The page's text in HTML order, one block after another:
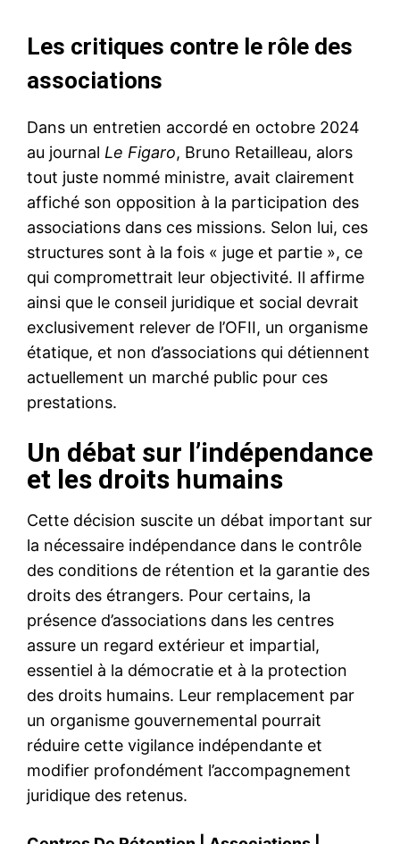
Les critiques contre le rôle des
associations
Dans un entretien accordé en octobre 2024
au journal Le Figaro, Bruno Retailleau, alors
tout juste nommé ministre, avait clairement
affiché son opposition à la participation des
associations dans ces missions. Selon lui, ces
structures sont à la fois « juge et partie », ce
qui compromettrait leur objectivité. Il affirme
ainsi que le conseil juridique et social devrait
exclusivement relever de l’OFII, un organisme
étatique, et non d’associations qui détiennent
actuellement un marché public pour ces
prestations.
Un débat sur l’indépendance
et les droits humains
Cette décision suscite un débat important sur
la nécessaire indépendance dans le contrôle
des conditions de rétention et la garantie des
droits des étrangers. Pour certains, la
présence d’associations dans les centres
assure un regard extérieur et impartial,
essentiel à la démocratie et à la protection
des droits humains. Leur remplacement par
un organisme gouvernemental pourrait
réduire cette vigilance indépendante et
modifier profondément l’accompagnement
juridique des retenus.